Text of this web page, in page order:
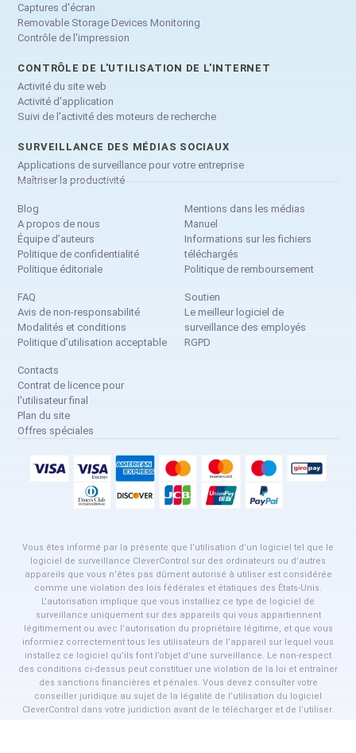
Captures d'écran
Removable Storage Devices Monitoring
Contrôle de l'impression
CONTRÔLE DE L'UTILISATION DE L'INTERNET
Activité du site web
Activité d'application
Suivi de l'activité des moteurs de recherche
SURVEILLANCE DES MÉDIAS SOCIAUX
Applications de surveillance pour votre entreprise
Maîtriser la productivité
Blog
A propos de nous
Équipe d’auteurs
Politique de confidentialité
Politique éditoriale
Mentions dans les médias
Manuel
Informations sur les fichiers
téléchargés
Politique de remboursement
FAQ
Avis de non-responsabilité
Modalités et conditions
Politique d’utilisation acceptable
Soutien
Le meilleur logiciel de
surveillance des employés
RGPD
Contacts
Contrat de licence pour
l'utilisateur final
Plan du site
Offres spéciales
Vous êtes informé par la présente que l’utilisation d’un logiciel tel que le
logiciel de surveillance CleverControl sur des ordinateurs ou d’autres
appareils que vous n’êtes pas dûment autorisé à utiliser est considérée
comme une violation des lois fédérales et étatiques des États-Unis.
L’autorisation implique que vous installiez ce type de logiciel de
surveillance uniquement sur des appareils qui vous appartiennent
légitimement ou avec l’autorisation du propriétaire légitime, et que vous
informiez correctement tous les utilisateurs de l’appareil sur lequel vous
installez ce logiciel qu’ils font l’objet d’une surveillance. Le non-respect
des conditions ci-dessus peut constituer une violation de la loi et entraîner
des sanctions financières et pénales. Vous devez consulter votre
conseiller juridique au sujet de la légalité de l’utilisation du logiciel
CleverControl dans votre juridiction avant de le télécharger et de l’utiliser.